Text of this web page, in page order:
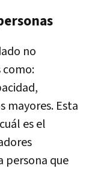
no
mayores. Esta
es el
persona que